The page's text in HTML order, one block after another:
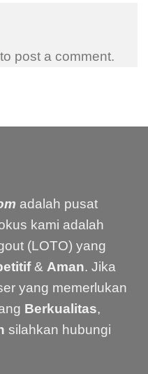
to post a comment.
adalah pusat
kami adalah
(LOTO) yang
& Aman. Jika
yang memerlukan
Berkualitas,
silahkan hubungi